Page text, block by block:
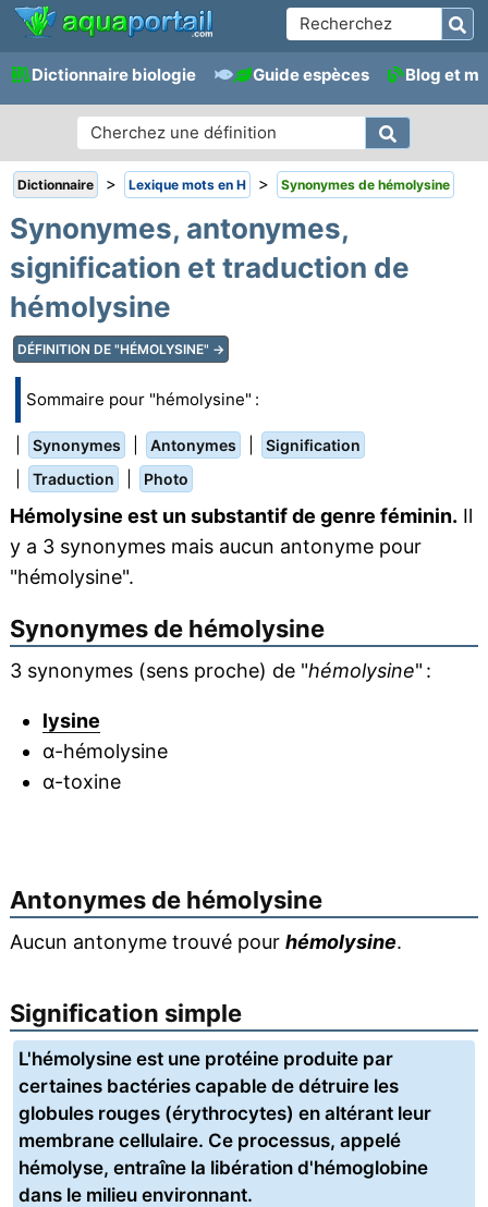
Dictionnaire biologie Guide espèces Blog et
Dictionnaire > Lexique mots en H > Synonymes de hémolysine
Synonymes, antonymes,
signification et traduction de
hémolysine
DÉFINITION DE "HÉMOLYSINE" →
Sommaire pour "hémolysine" :
Synonymes Antonymes Signification
Traduction Photo
Hémolysine est un substantif de genre féminin. Il
y a 3 synonymes mais aucun antonyme pour
"hémolysine".
Synonymes de hémolysine
3 synonymes (sens proche) de "hémolysine" :
lysine
α-hémolysine
α-toxine
Antonymes de hémolysine
Aucun antonyme trouvé pour hémolysine.
Signification simple
L'hémolysine est une protéine produite par
certaines bactéries capable de détruire les
globules rouges (érythrocytes) en altérant leur
membrane cellulaire. Ce processus, appelé
hémolyse, entraîne la libération d'hémoglobine
dans le milieu environnant.